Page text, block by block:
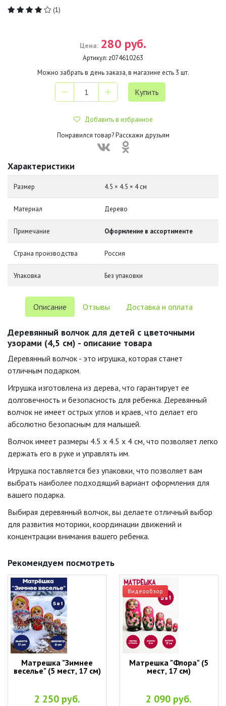
(1)
Цена: 280 руб.
Артикул: z074610263
Можно забрать в день заказа, в магазине есть 3 шт.
Добавить в избранное
Понравился товар? Расскажи друзьям
Характеристики
Размер 4.5 × 4.5 × 4 см
Материал Дерево
Примечание Оформление в ассортименте
Страна производства Россия
Упаковка Без упаковки
Описание Отзывы Доставка и оплата
Деревянный волчок для детей с цветочными
узорами (4,5 см) - описание товара
Деревянный волчок - это игрушка, которая станет
отличным подарком.
Игрушка изготовлена из дерева, что гарантирует ее
долговечность и безопасность для ребенка. Деревянный
волчок не имеет острых углов и краев, что делает его
абсолютно безопасным для малышей.
Волчок имеет размеры 4.5 x 4.5 x 4 см, что позволяет легко
держать его в руке и управлять им.
Игрушка поставляется без упаковки, что позволяет вам
выбрать наиболее подходящий вариант оформления для
вашего подарка.
Выбирая деревянный волчок, вы делаете отличный выбор
для развития моторики, координации движений и
концентрации внимания вашего ребенка.
Рекомендуем посмотреть
Матрешка "Зимнее
веселье" (5 мест, 17 см)
2 250 руб.
Видеообзор
Матрешка "Флора" (5
мест, 17 см)
2 090 руб.